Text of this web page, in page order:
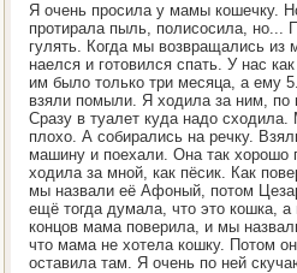
Я очень просила у мамы кошечку.
протирала пыль, полисосила,
гулять. Когда мы возвращались из
наелся и готовился спать. У нас
им было только три месяца, а ему
взяли помыли. Я ходила за ним, по
Сразу в туалет куда надо
плохо. А собирались на речку.
машину и поехали. Она так хорошо
ходила за мной, как пёсик. Как
мы назвали её Афоный, потом
ещё тогда думала, что это кошка,
концов мама поверила, и мы
что мама не хотела кошку. Потом
оставила там. Я очень по ней